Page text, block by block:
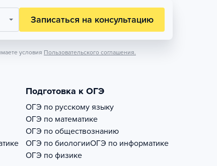
Записаться на консультацию
условия Пользовательского соглашения.
Подготовка к ОГЭ
ОГЭ по русскому языку
ОГЭ по математике
ОГЭ по обществознанию
ОГЭ по биологииОГЭ по информатике
ОГЭ по физике